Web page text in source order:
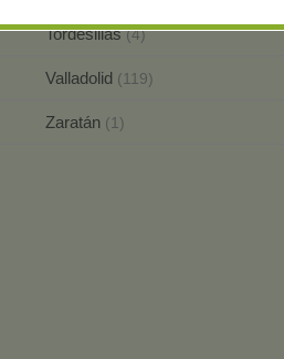
Tordesillas(4)
Valladolid (119)
Zaratán (1)